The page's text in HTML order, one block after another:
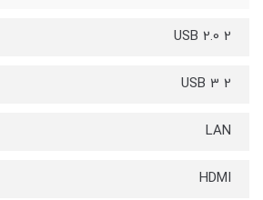
USB 2.0 2
USB 3 2
LAN
HDMI